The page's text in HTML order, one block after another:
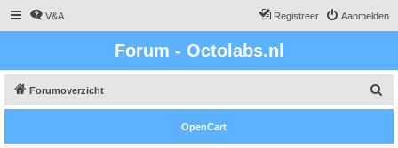
V&A Aanmelden
Registreer
Forum - Octolabs.nl
Forumoverzicht
o
OpenCart